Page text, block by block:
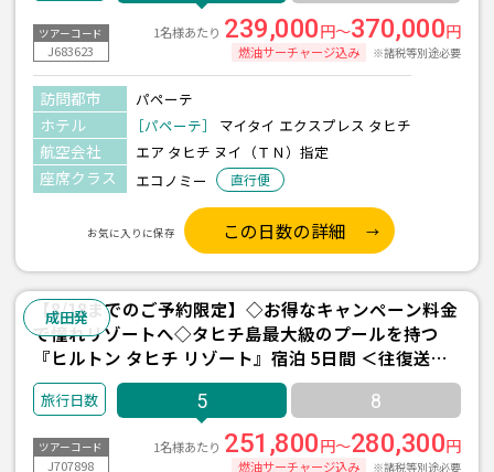
ツアーコード
J683623
1名様あたり 239,000円～370,000円
燃油サーチャージ込み ※諸税等別途必要
訪問都市 パペーテ
ホテル ［パペーテ］ マイタイ エクスプレス タヒチ
航空会社 エア タヒチ ヌイ（ＴＮ）指定
座席クラス エコノミー 直行便
お気に入りに保存 この日数の詳細
成田発
【8/18までのご予約限定】◇お得なキャンペーン料金
で憧れリゾートへ◇タヒチ島最大級のプールを持つ
『ヒルトン タヒチ リゾート』宿泊 5日間 ＜往復送迎
付き＞
5 8
ツアーコード
J707898
1名様あたり 251,800円～280,300円
燃油サーチャージ込み ※諸税等別途必要